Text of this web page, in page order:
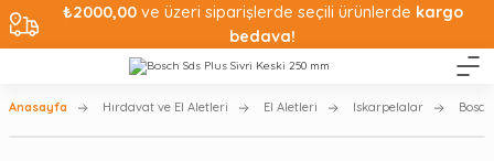
₺2000,00ve üzeri siparişlerde seçili ürünlerde kargo
bedava!
Anasayfa Hırdavat ve El Aletleri El Aletleri Iskarpelalar